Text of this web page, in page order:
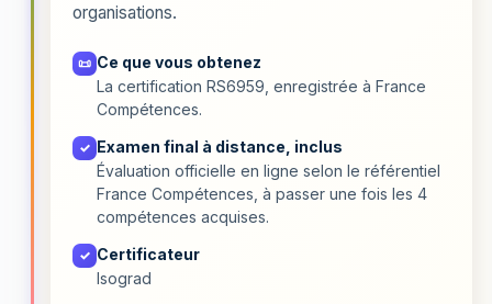
organisations.
📜 Ce que vous obtenez
La certification RS6959, enregistrée à France
Compétences.
✓ Examen final à distance, inclus
Évaluation officielle en ligne selon le référentiel
France Compétences, à passer une fois les 4
compétences acquises.
✓ Certificateur
Isograd